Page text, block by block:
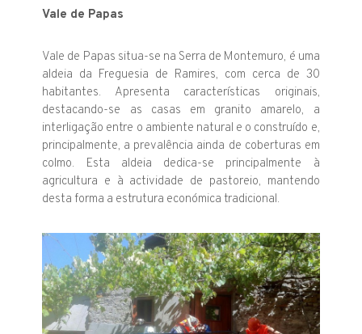
Vale de Papas
Vale de Papas situa-se na Serra de Montemuro, é uma
aldeia da Freguesia de Ramires, com cerca de 30
habitantes. Apresenta características originais,
destacando-se as casas em granito amarelo, a
interligação entre o ambiente natural e o construído e,
principalmente, a prevalência ainda de coberturas em
colmo. Esta aldeia dedica-se principalmente à
agricultura e à actividade de pastoreio, mantendo
desta forma a estrutura económica tradicional.